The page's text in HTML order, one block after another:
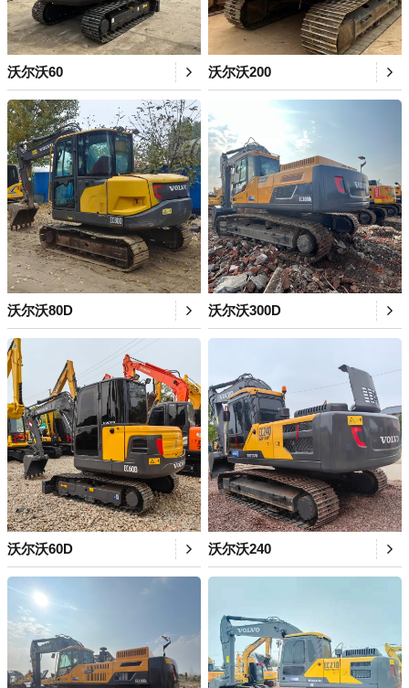
沃尔沃60 沃尔沃200
沃尔沃80D 沃尔沃300D
沃尔沃60D 沃尔沃240